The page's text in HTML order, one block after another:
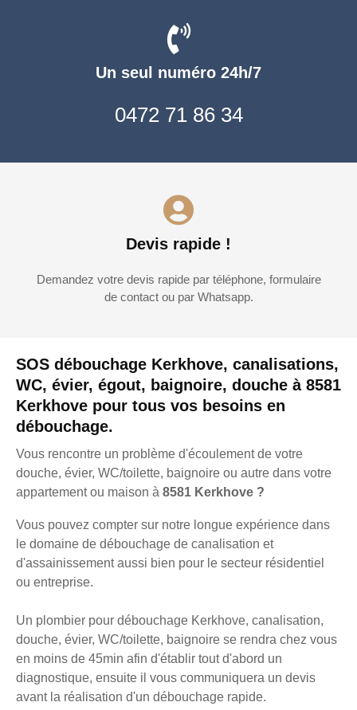
SOS débouchage Kerkhove, canalisations,
WC, évier, égout, baignoire, douche à 8581
Kerkhove pour tous vos besoins en
débouchage.
Vous rencontre un problème d'écoulement de votre
douche, évier, WC/toilette, baignoire ou autre dans votre
appartement ou maison à 8581 Kerkhove ?
Vous pouvez compter sur notre longue expérience dans
le domaine de débouchage de canalisation et
d'assainissement aussi bien pour le secteur résidentiel
ou entreprise.
Un plombier pour débouchage Kerkhove, canalisation,
douche, évier, WC/toilette, baignoire se rendra chez vous
en moins de 45min afin d'établir tout d'abord un
diagnostique, ensuite il vous communiquera un devis
avant la réalisation d'un débouchage rapide.
Un seul numéro 24h/7
0472 71 86 34
Devis rapide !
Demandez votre devis rapide par téléphone, formulaire
de contact ou par Whatsapp.